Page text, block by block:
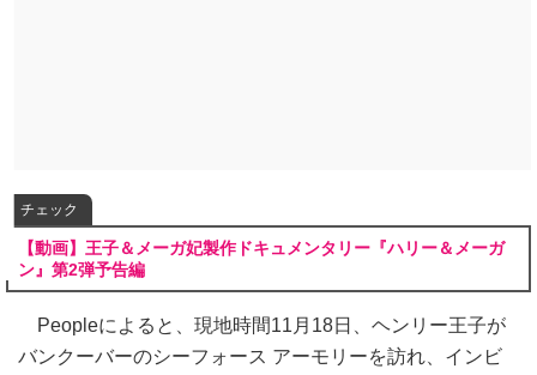
チェック
【動画】王子＆メーガ妃製作ドキュメンタリー『ハリー＆メーガ
ン』第2弾予告編
Peopleによると、現地時間11月18日、ヘンリー王子が
バンクーバーのシーフォース アーモリーを訪れ、インビ